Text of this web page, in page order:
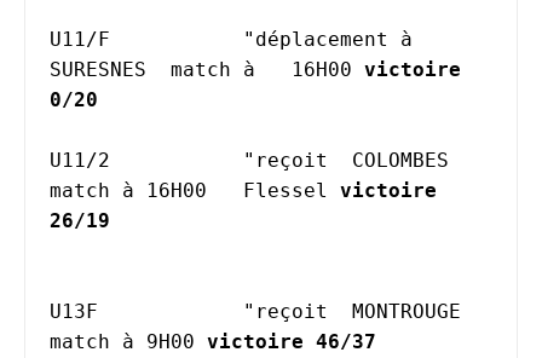
U11/F		"déplacement à
SURESNES  match à   16H00 victoire
U11/2		"reçoit  COLOMBES
match à 16H00   Flessel victoire
26/19
U13F		"reçoit  MONTROUGE
match à 9H00